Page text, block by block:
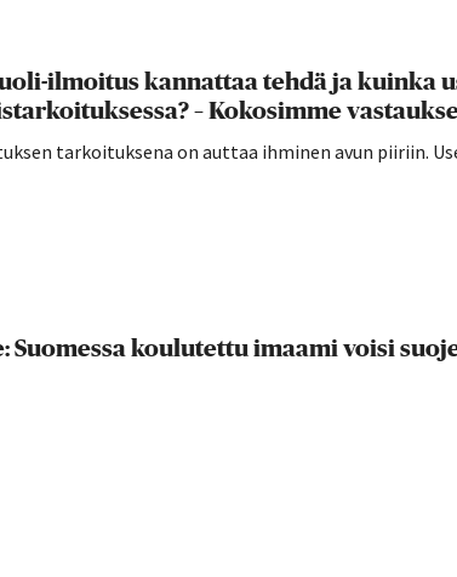
ilmoitus kannattaa tehdä ja kuinka
– Kokosimme
tarkoituksena on auttaa ihminen avun piiriin.
Suomessa koulutettu imaami voisi